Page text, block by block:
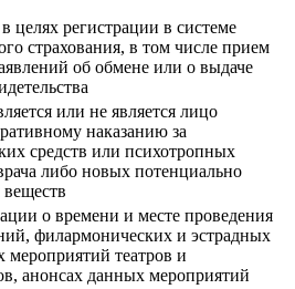
целях регистрации в системе
страхования, в том числе прием
об обмене или о выдаче
или не является лицо
наказанию за
средств или психотропных
либо новых потенциально
о времени и месте проведения
филармонических и эстрадных
мероприятий театров и
анонсах данных мероприятий